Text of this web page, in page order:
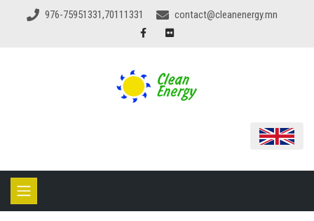
976-75951331,70111331 contact@cleanenergy.mn